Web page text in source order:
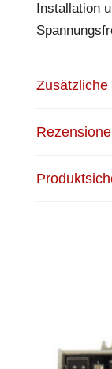
Installation
Zusätzliche